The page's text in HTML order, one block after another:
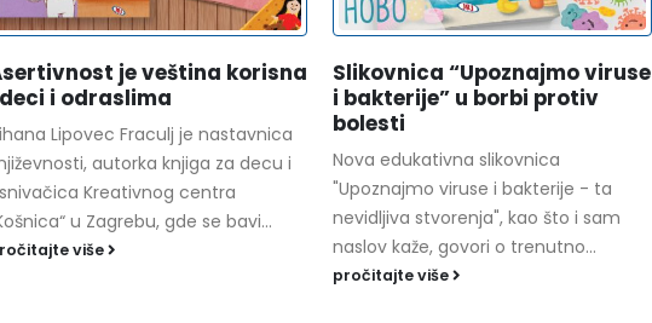
je veština korisna
i odraslima
Lipovec Fraculj je nastavnica
autorka knjiga za decu i
Kreativnog centra
u Zagrebu, gde se bavi...
više
Slikovnica “Upoznajmo viruse
i bakterije” u borbi protiv
bolesti
Nova edukativna slikovnica
"Upoznajmo viruse i bakterije - ta
nevidljiva stvorenja", kao što i sam
naslov kaže, govori o trenutno...
pročitajte više